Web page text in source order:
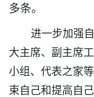
多条。
进一步加强
大主席、副主席
小组、代表之家
束自己和提高自